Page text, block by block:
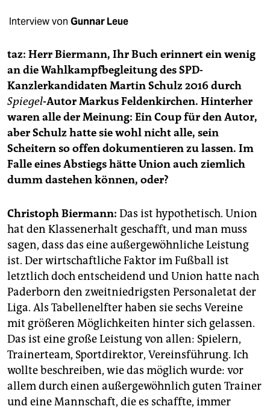
unterstützen
genossenschaft
epaper login
Interview von Gunnar Leue
taz: Herr Biermann, Ihr Buch erinnert ein wenig
an die Wahlkampfbegleitung des SPD-
Kanzlerkandidaten Martin Schulz 2016 durch
Spiegel-Autor Markus Feldenkirchen. Hinterher
waren alle der Meinung: Ein Coup für den Autor,
aber Schulz hatte sie wohl nicht alle, sein
Scheitern so offen dokumentieren zu lassen. Im
Falle eines Abstiegs hätte Union auch ziemlich
dumm dastehen können, oder?
Christoph Biermann: Das ist hypothetisch. Union
hat den Klassenerhalt geschafft, und man muss
sagen, dass das eine außergewöhnliche Leistung
ist. Der wirtschaftliche Faktor im Fußball ist
letztlich doch entscheidend und Union hatte nach
Paderborn den zweitniedrigsten Personaletat der
Liga. Als Tabellenelfter haben sie sechs Vereine
mit größeren Möglichkeiten hinter sich gelassen.
Das ist eine große Leistung von allen: Spielern,
Trainerteam, Sportdirektor, Vereinsführung. Ich
wollte beschreiben, wie das möglich wurde: vor
allem durch einen außergewöhnlich guten Trainer
und eine Mannschaft, die es schaffte, immer